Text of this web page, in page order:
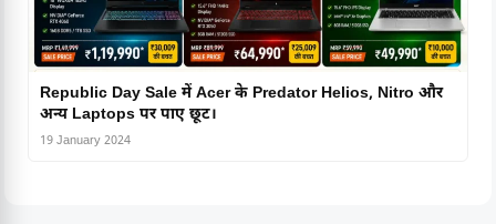
Republic Day Sale में Acer के Predator Helios, Nitro और
अन्य Laptops पर पाए छूट।
19 January 2024